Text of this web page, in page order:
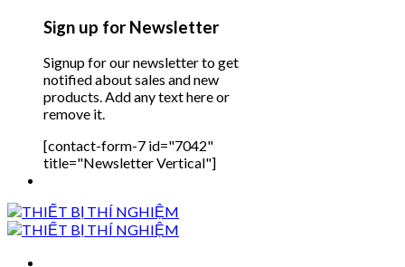
Sign up for Newsletter
Signup for our newsletter to get
notified about sales and new
products. Add any text here or
remove it.
[contact-form-7 id="7042"
title="Newsletter Vertical"]